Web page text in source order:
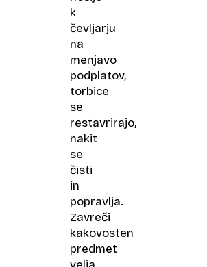
k
čevljarju
na
menjavo
podplatov,
torbice
se
restavrirajo,
nakit
se
čisti
in
popravlja.
Zavreči
kakovosten
predmet